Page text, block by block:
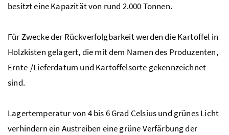
besitzt eine Kapazität von rund 2.000 Tonnen.
Für Zwecke der Rückverfolgbarkeit werden die Kartoffel in
Holzkisten gelagert, die mit dem Namen des Produzenten,
Ernte-/Lieferdatum und Kartoffelsorte gekennzeichnet
sind.
Lagertemperatur von 4 bis 6 Grad Celsius und grünes Licht
verhindern ein Austreiben eine grüne Verfärbung der